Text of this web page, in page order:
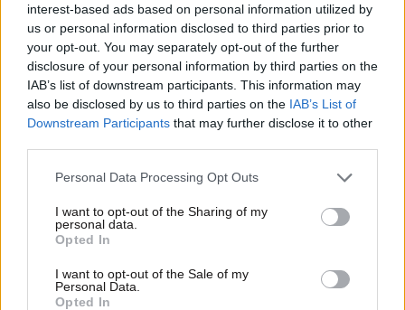
interest-based ads based on personal information utilized by
us or personal information disclosed to third parties prior to
your opt-out. You may separately opt-out of the further
disclosure of your personal information by third parties on the
IAB’s list of downstream participants. This information may
also be disclosed by us to third parties on the IAB’s List of
Downstream Participants that may further disclose it to other
Please note that this website/app uses one or more Google
not limited to your visit or usage behaviour. You may click to
grant or deny consent to Google and its third-party tags to
use your data for below specified purposes in below Google
consent section.
Personal Data Processing Opt Outs
I want to opt-out of the Sharing of my
personal data.
Opted In
I want to opt-out of the Sale of my
Personal Data.
Opted In
15. Staromestska (Πράγα, Τσεχία)